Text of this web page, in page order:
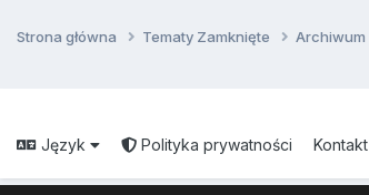
Strona główna Tematy Zamknięte Archiwum
Język Polityka prywatności Kontakt